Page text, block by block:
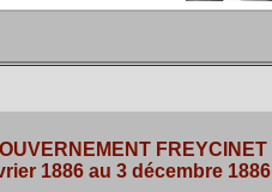
FREYCINET
1886 au 3 décembre 1886